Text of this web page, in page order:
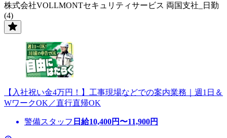
株式会社VOLLMONTセキュリティサービス 両国支社_日勤
(4)
【入社祝い金4万円！】工事現場などでの案内業務｜週1日＆
WワークOK／直行直帰OK
警備スタッフ 日給10,400円〜11,900円